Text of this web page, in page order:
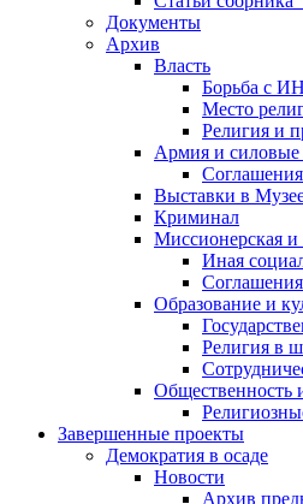
Документы
Архив
Власть
Борьба с
Место
Религия и
Армия и силовые
Соглашения
Выставки в
Криминал
Миссионерская и
Иная
Образование и
Религия в
Завершенные проекты
Демократия в осаде
Новости
Архив